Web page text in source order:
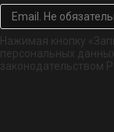
Нажимая кнопку
персональных
законодательством